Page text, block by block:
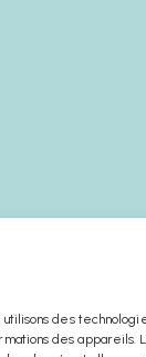
des
des appareils.